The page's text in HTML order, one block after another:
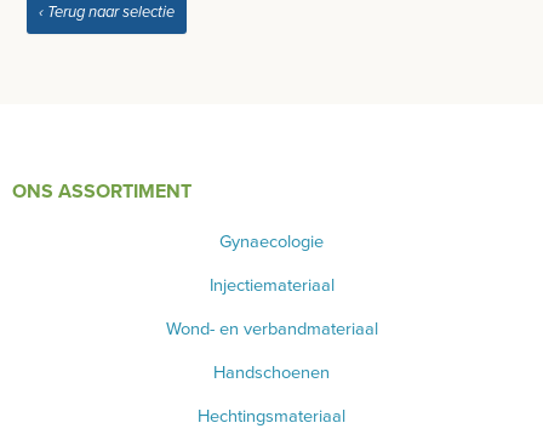
PRODUCT NIET GEVONDEN?
‹ Terug naar selectie
ONS ASSORTIMENT
Gynaecologie
Injectiemateriaal
Wond- en verbandmateriaal
Handschoenen
Hechtingsmateriaal